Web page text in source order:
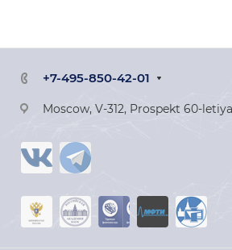
+7-495-850-42-01
Moscow, V-312, Prospekt 60-